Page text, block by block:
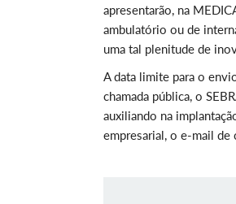
apresentarão, na
ambulatório ou de
uma tal plenitude de
A data limite para o
chamada pública, o
auxiliando na
empresarial, o e-mail de